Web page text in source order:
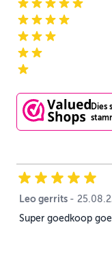
5-star reviews
4-star reviews
3-star reviews
2-star reviews
1-star reviews
Dies
Leo gerrits - 25.
Super goedkoop